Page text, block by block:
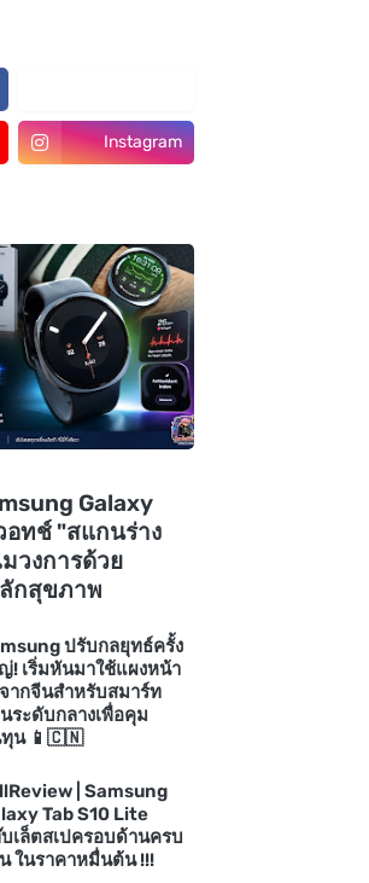
Instagram
Galaxy
ทช์ "สแกนร่าง
วงการด้วย
ลักสุขภาพ
ปรับกลยุทธ์ครั้ง
! เริ่มหันมาใช้แผงหน้า
ากจีนสำหรับสมาร์ท
ระดับกลางเพื่อคุม
น 📱🇨🇳
| Samsung
Tab S10 Lite
เล็ตสเปครอบด้านครบ
ในราคาหมื่นต้น !!!